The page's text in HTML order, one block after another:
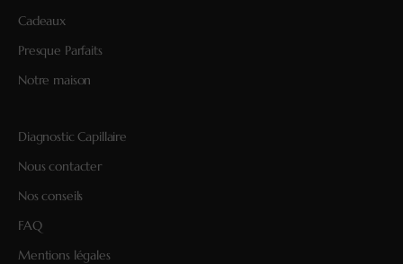
Cadeaux
Presque Parfaits
Notre maison
Diagnostic Capillaire
Nous contacter
Nos conseils
FAQ
Mentions légales